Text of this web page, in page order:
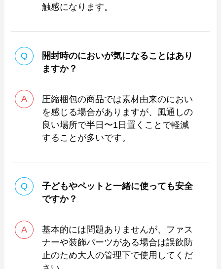
触感になります。
開封時のにおいが気になることはあり
ますか？
圧縮梱包の商品では素材由来のにおい
を感じる場合がありますが、風通しの
良い場所で半日〜1日置くことで軽減
することが多いです。
子どもやペットと一緒に使っても安全
ですか？
基本的には問題ありませんが、ファス
ナーや装飾パーツがある場合は誤飲防
止のため大人の管理下で使用してくだ